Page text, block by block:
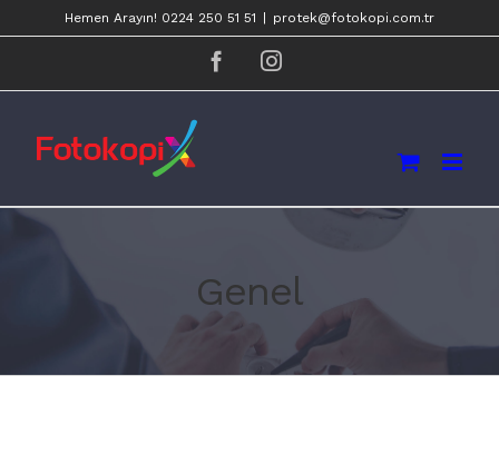
Hemen Arayın! 0224 250 51 51 protek@fotokopi.com.tr
facebookinstagram
Genel